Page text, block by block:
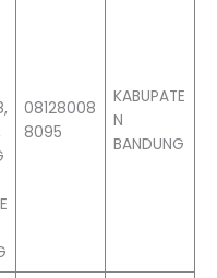
08128008
8095
KABUPATE
N
BANDUNG